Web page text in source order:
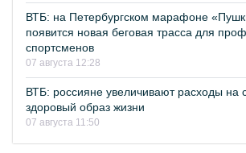
ВТБ: на Петербургском марафоне
появится новая беговая трасса для
спортсменов
07 августа 12:28
ВТБ: россияне увеличивают расходы на
здоровый образ жизни
07 августа 11:50